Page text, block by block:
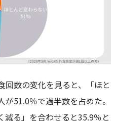
数の変化を見ると、「ほと
51.0％で過半数を占めた。
減る」を合わせると35.9％と